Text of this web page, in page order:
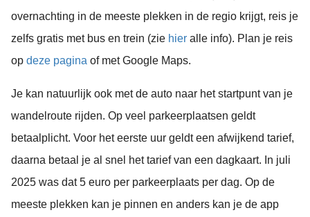
overnachting in de meeste plekken in de regio krijgt, reis je
zelfs gratis met bus en trein (zie hier alle info). Plan je reis
op deze pagina of met Google Maps.
Je kan natuurlijk ook met de auto naar het startpunt van je
wandelroute rijden. Op veel parkeerplaatsen geldt
betaalplicht. Voor het eerste uur geldt een afwijkend tarief,
daarna betaal je al snel het tarief van een dagkaart. In juli
2025 was dat 5 euro per parkeerplaats per dag. Op de
meeste plekken kan je pinnen en anders kan je de app